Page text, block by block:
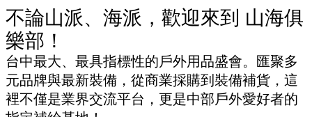
不論山派、海派，歡迎來到 山海俱
樂部！
台中最大、最具指標性的戶外用品盛會。匯聚多
元品牌與最新裝備，從商業採購到裝備補貨，這
裡不僅是業界交流平台，更是中部戶外愛好者的